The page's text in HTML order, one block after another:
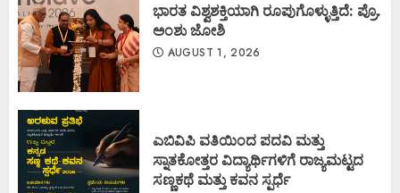
ಭಾರತ ವಿಶ್ವಶಕ್ತಿಯಾಗಿ ರೂಪುಗೊಳ್ಳುತ್ತಿದೆ: ಪ್ರೊ.
ಅಂಶು ಜೋಶಿ
AUGUST 1, 2026
ಎಬಿವಿಪಿ ವತಿಯಿಂದ ಪದವಿ ಮತ್ತು
ಸ್ನಾತಕೋತ್ತರ ವಿದ್ಯಾರ್ಥಿಗಳಿಗೆ ರಾಜ್ಯಮಟ್ಟದ
ಸಣ್ಣಕಥೆ ಮತ್ತು ಕವನ ಸ್ಪರ್ಧೆ